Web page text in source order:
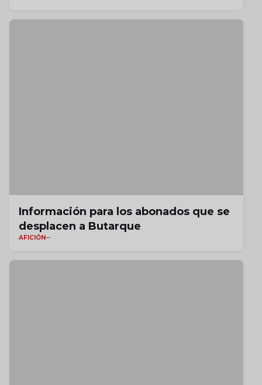
Información para los abonados que se
desplacen a Butarque
AFICIÓN